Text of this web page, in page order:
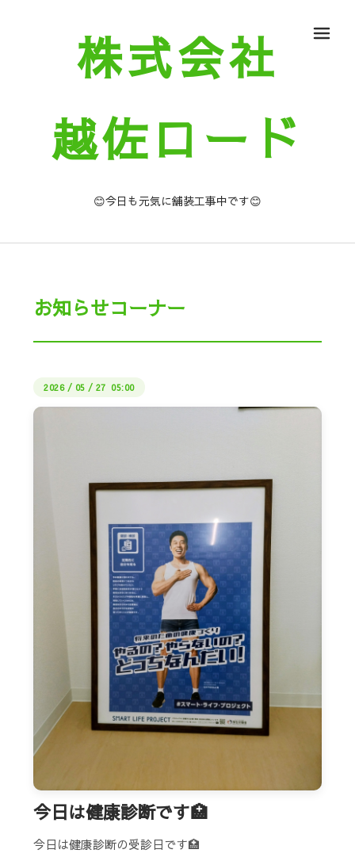
株式会社
越佐ロード
😊今日も元気に舗装工事中です😊
お知らせコーナー
2026/ 05 / 27 05:00
今日は健康診断です🏥
今日は健康診断の受診日です🏥